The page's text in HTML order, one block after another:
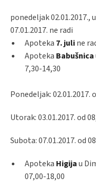
ponedeljak 02.01.2017.,
07.01.2017. ne radi
Apoteka 7. juline
Apoteka Babušnica
7,30-14,30
Ponedeljak: 02.01.2017.
Utorak: 03.01.2017. od
Subota: 07.01.2017. od
Apoteka Higijau
07,00-18,00